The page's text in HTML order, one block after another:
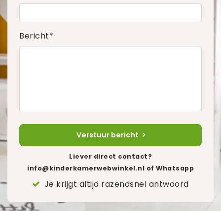
Bericht*
Verstuur bericht
Liever direct contact?
info@kinderkamerwebwinkel.nl of Whatsapp
Je krijgt altijd razendsnel antwoord